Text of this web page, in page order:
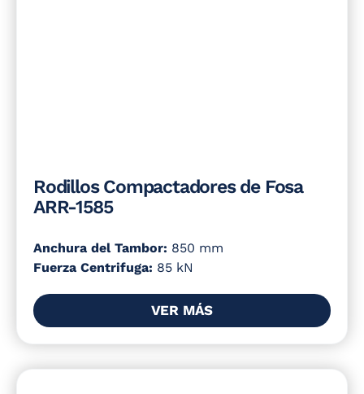
Rodillos Compactadores de Fosa
ARR-1585
Anchura del Tambor: 850 mm
Fuerza Centrifuga: 85 kN
VER MÁS